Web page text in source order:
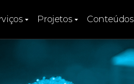
Projetos Conteúdos